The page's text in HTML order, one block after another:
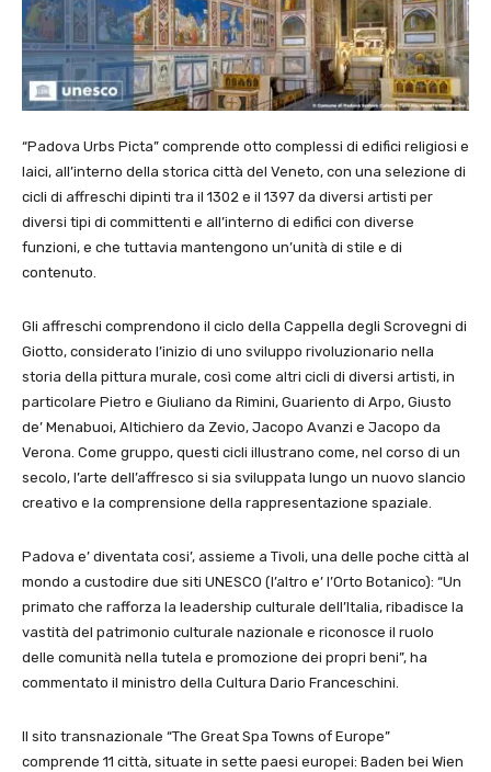
“Padova Urbs Picta” comprende otto complessi di edifici religiosi e
laici, all’interno della storica città del Veneto, con una selezione di
cicli di affreschi dipinti tra il 1302 e il 1397 da diversi artisti per
diversi tipi di committenti e all’interno di edifici con diverse
funzioni, e che tuttavia mantengono un’unità di stile e di
contenuto.
Gli affreschi comprendono il ciclo della Cappella degli Scrovegni di
Giotto, considerato l’inizio di uno sviluppo rivoluzionario nella
storia della pittura murale, così come altri cicli di diversi artisti, in
particolare Pietro e Giuliano da Rimini, Guariento di Arpo, Giusto
de’ Menabuoi, Altichiero da Zevio, Jacopo Avanzi e Jacopo da
Verona. Come gruppo, questi cicli illustrano come, nel corso di un
secolo, l’arte dell’affresco si sia sviluppata lungo un nuovo slancio
creativo e la comprensione della rappresentazione spaziale.
Padova e’ diventata cosi’, assieme a Tivoli, una delle poche città al
mondo a custodire due siti UNESCO (l’altro e’ l’Orto Botanico): “Un
primato che rafforza la leadership culturale dell’Italia, ribadisce la
vastità del patrimonio culturale nazionale e riconosce il ruolo
delle comunità nella tutela e promozione dei propri beni”, ha
commentato il ministro della Cultura Dario Franceschini.
Il sito transnazionale “The Great Spa Towns of Europe”
comprende 11 città, situate in sette paesi europei: Baden bei Wien